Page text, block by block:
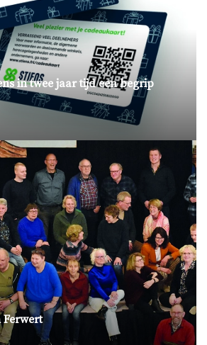
in twee jaar tijd een begrip
Ferwert